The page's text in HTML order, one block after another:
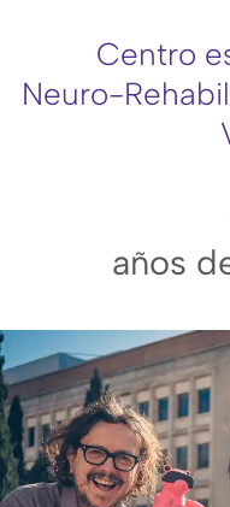
Centro
Neuro-
años